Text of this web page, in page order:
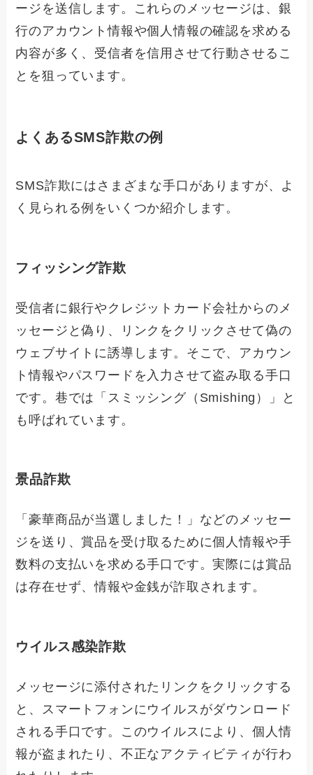
ージを送信します。これらのメッセージは、銀
行のアカウント情報や個人情報の確認を求める
内容が多く、受信者を信用させて行動させるこ
とを狙っています。
よくあるSMS詐欺の例
SMS詐欺にはさまざまな手口がありますが、よ
く見られる例をいくつか紹介します。
フィッシング詐欺
受信者に銀行やクレジットカード会社からのメ
ッセージと偽り、リンクをクリックさせて偽の
ウェブサイトに誘導します。そこで、アカウン
ト情報やパスワードを入力させて盗み取る手口
です。巷では「スミッシング（Smishing）」と
も呼ばれています。
景品詐欺
「豪華商品が当選しました！」などのメッセー
ジを送り、賞品を受け取るために個人情報や手
数料の支払いを求める手口です。実際には賞品
は存在せず、情報や金銭が詐取されます。
ウイルス感染詐欺
メッセージに添付されたリンクをクリックする
と、スマートフォンにウイルスがダウンロード
される手口です。このウイルスにより、個人情
報が盗まれたり、不正なアクティビティが行わ